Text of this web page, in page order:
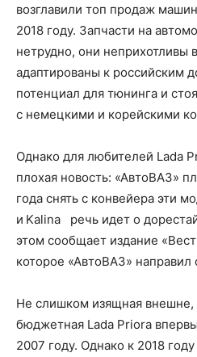
возглавили топ продаж
2018 году. Запчасти на
нетрудно, они неприхотливы
адаптированы к российским
потенциал для тюнинга и
с немецкими и корейскими
Однако для любителей Lada
плохая новость: «АвтоВАЗ»
года снять с конвейера эти
и Kalina речь идет о
этом сообщает издание
которое «АвтоВАЗ»
Не слишком изящная внешне,
бюджетная Lada Priora
2007 году. Однако к 2018